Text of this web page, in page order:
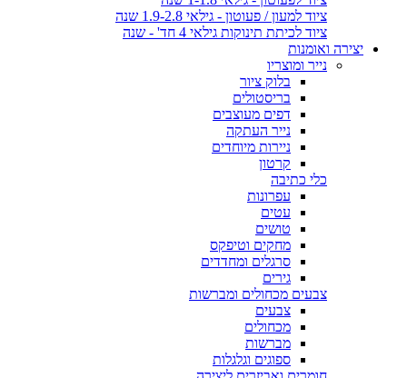
ציוד למעון / פעוטון - גילאי 1.9-2.8 שנה
ציוד לכיתת תינוקות גילאי 4 חד' - שנה
יצירה ואומנות
נייר ומוצריו
בלוק ציור
בריסטולים
דפים מעוצבים
נייר העתקה
ניירות מיוחדים
קרטון
כלי כתיבה
עפרונות
עטים
טושים
מחקים וטיפקס
סרגלים ומחדדים
גירים
צבעים מכחולים ומברשות
צבעים
מכחולים
מברשות
ספוגים וגלגלות